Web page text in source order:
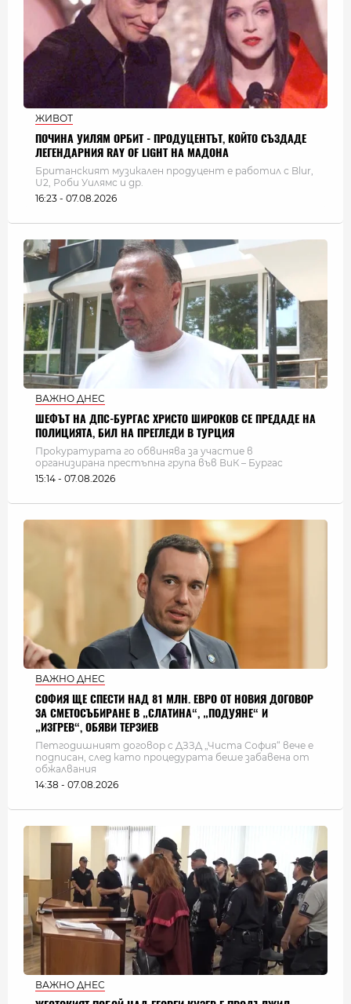
ЖИВОТ
ПОЧИНА УИЛЯМ ОРБИТ - ПРОДУЦЕНТЪТ, КОЙТО СЪЗДАДЕ
ЛЕГЕНДАРНИЯ RAY OF LIGHT НА МАДОНА
Британският музикален продуцент е работил с Blur,
U2, Роби Уилямс и др.
16:23 - 07.08.2026
ВАЖНО ДНЕС
ШЕФЪТ НА ДПС-БУРГАС ХРИСТО ШИРОКОВ СЕ ПРЕДАДЕ НА
ПОЛИЦИЯТА, БИЛ НА ПРЕГЛЕДИ В ТУРЦИЯ
Прокуратурата го обвинява за участие в
организирана престъпна група във ВиК – Бургас
15:14 - 07.08.2026
ВАЖНО ДНЕС
СОФИЯ ЩЕ СПЕСТИ НАД 81 МЛН. ЕВРО ОТ НОВИЯ ДОГОВОР
ЗА СМЕТОСЪБИРАНЕ В „СЛАТИНА“, „ПОДУЯНЕ“ И
„ИЗГРЕВ“, ОБЯВИ ТЕРЗИЕВ
Петгодишният договор с ДЗЗД „Чиста София“ вече е
подписан, след като процедурата беше забавена от
обжалвания
14:38 - 07.08.2026
ВАЖНО ДНЕС